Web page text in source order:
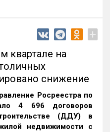
+
квартале на
снижение
Росреестра по
4 696 договоров
(ДДУ) в
недвижимости с